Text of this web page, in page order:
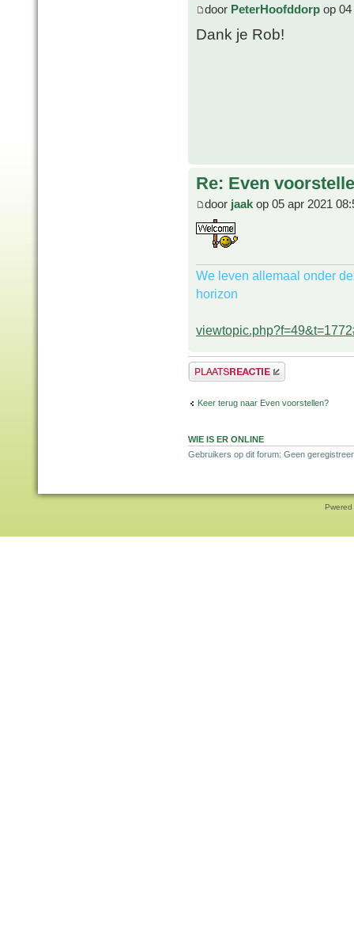
door PeterHoofddorp op
Dank je Rob!
Re: Even
door jaak op 05 apr 2021
We leven allemaal onder
horizon
Plaats een reactie
Keer terug naar Even voorstellen?
WIE IS ER ONLINE
Gebruikers op dit forum: Geen